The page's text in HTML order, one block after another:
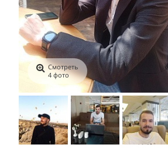
Смотреть
4 фото